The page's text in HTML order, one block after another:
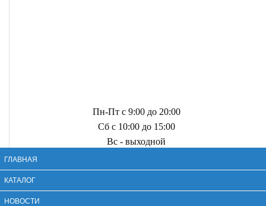
Пн-Пт с 9:00 до 20:00
Сб с 10:00 до 15:00
Вс - выходной
ГЛАВНАЯ
КАТАЛОГ
НОВОСТИ